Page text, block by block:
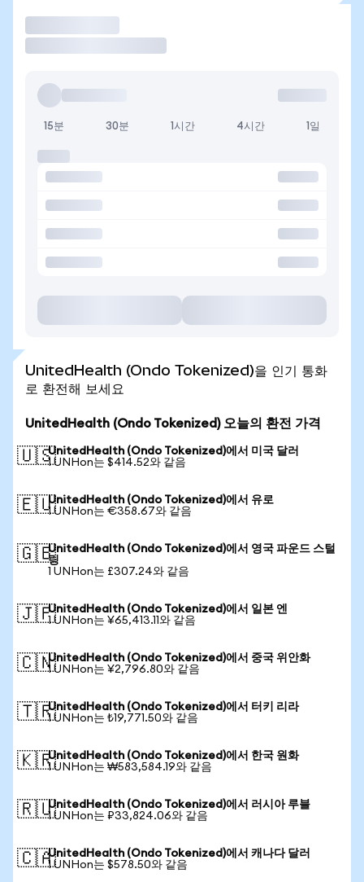
15분 30분 1시간 4시간 1일
UnitedHealth (Ondo Tokenized)을 인기 통화
로 환전해 보세요
UnitedHealth (Ondo Tokenized) 오늘의 환전 가격
🇺🇸UnitedHealth (Ondo Tokenized)에서 미국 달러
1 UNHon는 $414.52와 같음
🇪🇺UnitedHealth (Ondo Tokenized)에서 유로
1 UNHon는 €358.67와 같음
🇬🇧UnitedHealth (Ondo Tokenized)에서 영국 파운드 스털
링
1 UNHon는 £307.24와 같음
🇯🇵UnitedHealth (Ondo Tokenized)에서 일본 엔
1 UNHon는 ¥65,413.11와 같음
🇨🇳UnitedHealth (Ondo Tokenized)에서 중국 위안화
1 UNHon는 ¥2,796.80와 같음
🇹🇷UnitedHealth (Ondo Tokenized)에서 터키 리라
1 UNHon는 ₺19,771.50와 같음
🇰🇷UnitedHealth (Ondo Tokenized)에서 한국 원화
1 UNHon는 ₩583,584.19와 같음
🇷🇺UnitedHealth (Ondo Tokenized)에서 러시아 루블
1 UNHon는 ₽33,824.06와 같음
🇨🇦UnitedHealth (Ondo Tokenized)에서 캐나다 달러
1 UNHon는 $578.50와 같음